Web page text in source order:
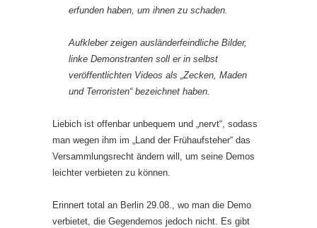
erfunden haben, um ihnen zu schaden.
Aufkleber zeigen ausländerfeindliche Bilder,
linke Demonstranten soll er in selbst
veröffentlichten Videos als „Zecken, Maden
und Terroristen“ bezeichnet haben.
Liebich ist offenbar unbequem und „nervt“, sodass
man wegen ihm im „Land der Frühaufsteher“ das
Versammlungsrecht ändern will, um seine Demos
leichter verbieten zu können.
Erinnert total an Berlin 29.08., wo man die Demo
verbietet, die Gegendemos jedoch nicht. Es gibt